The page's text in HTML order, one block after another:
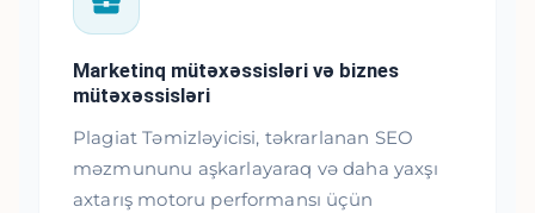
Marketinq mütəxəssisləri və biznes
mütəxəssisləri
Plagiat Təmizləyicisi, təkrarlanan SEO
məzmununu aşkarlayaraq və daha yaxşı
axtarış motoru performansı üçün